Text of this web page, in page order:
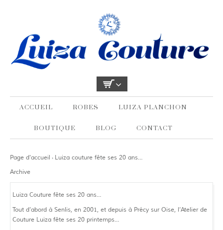
ACCUEIL ROBES LUIZA PLANCHON
BOUTIQUE BLOG CONTACT
Page d'accueil › Luiza couture fête ses 20 ans…
Archive
Luiza Couture fête ses 20 ans…
Tout d’abord à Senlis, en 2001, et depuis à Précy sur Oise, l’Atelier de
Couture Luiza fête ses 20 printemps…